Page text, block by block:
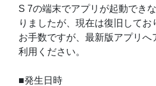
S 7の端末でアプリが起動でき
りましたが、現在は復旧してお
お手数ですが、最新版アプリへ
利用ください。
■発生日時